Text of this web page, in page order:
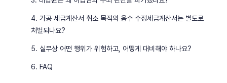
4. 가공 세금계산서 취소 목적의 음수 수정세금계산서는 별도로
처벌되나요?
5. 실무상 어떤 행위가 위험하고, 어떻게 대비해야 하나요?
6. FAQ